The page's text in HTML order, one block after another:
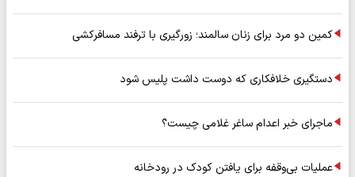
کمین دو مرد برای زنان سالمند؛ زورگیری با ترفند مسافرکشی
دستگیری خلافکاری که دوست داشت پلیس شود
ماجرای خبر اعدام ساغر غلامی چیست؟
عملیات بی‌وقفه برای یافتن کودک در رودخانه